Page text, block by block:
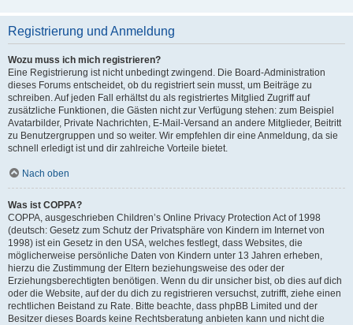
Registrierung und Anmeldung
Wozu muss ich mich registrieren?
Eine Registrierung ist nicht unbedingt zwingend. Die Board-Administration
dieses Forums entscheidet, ob du registriert sein musst, um Beiträge zu
schreiben. Auf jeden Fall erhältst du als registriertes Mitglied Zugriff auf
zusätzliche Funktionen, die Gästen nicht zur Verfügung stehen: zum Beispiel
Avatarbilder, Private Nachrichten, E-Mail-Versand an andere Mitglieder, Beitritt
zu Benutzergruppen und so weiter. Wir empfehlen dir eine Anmeldung, da sie
schnell erledigt ist und dir zahlreiche Vorteile bietet.
Nach oben
Was ist COPPA?
COPPA, ausgeschrieben Children’s Online Privacy Protection Act of 1998
(deutsch: Gesetz zum Schutz der Privatsphäre von Kindern im Internet von
1998) ist ein Gesetz in den USA, welches festlegt, dass Websites, die
möglicherweise persönliche Daten von Kindern unter 13 Jahren erheben,
hierzu die Zustimmung der Eltern beziehungsweise des oder der
Erziehungsberechtigten benötigen. Wenn du dir unsicher bist, ob dies auf dich
oder die Website, auf der du dich zu registrieren versuchst, zutrifft, ziehe einen
rechtlichen Beistand zu Rate. Bitte beachte, dass phpBB Limited und der
Besitzer dieses Boards keine Rechtsberatung anbieten kann und nicht die